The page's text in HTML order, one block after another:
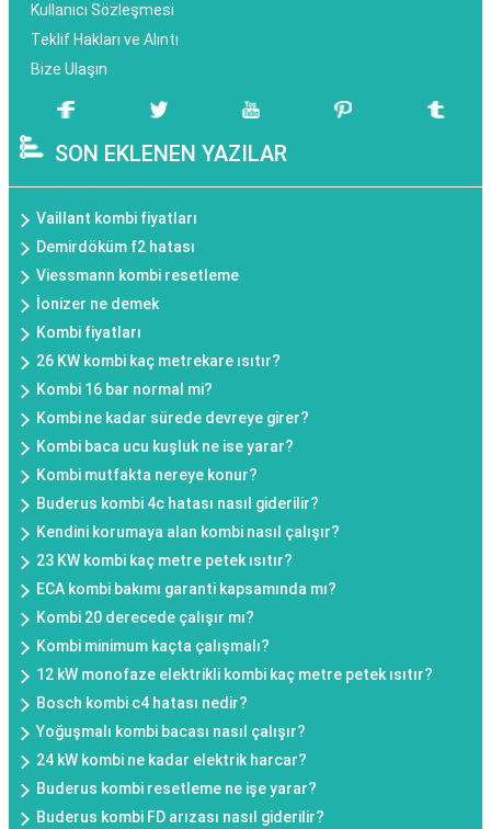
Kullanıcı Sözleşmesi
Teklif Hakları ve Alıntı
Bize Ulaşın
SON EKLENEN YAZILAR
Vaillant kombi fiyatları
Demirdöküm f2 hatası
Viessmann kombi resetleme
İonizer ne demek
Kombi fiyatları
26 KW kombi kaç metrekare ısıtır?
Kombi 16 bar normal mi?
Kombi ne kadar sürede devreye girer?
Kombi baca ucu kuşluk ne ise yarar?
Kombi mutfakta nereye konur?
Buderus kombi 4c hatası nasıl giderilir?
Kendini korumaya alan kombi nasıl çalışır?
23 KW kombi kaç metre petek ısıtır?
ECA kombi bakımı garanti kapsamında mı?
Kombi 20 derecede çalışır mı?
Kombi minimum kaçta çalışmalı?
12 kW monofaze elektrikli kombi kaç metre petek ısıtır?
Bosch kombi c4 hatası nedir?
Yoğuşmalı kombi bacası nasıl çalışır?
24 kW kombi ne kadar elektrik harcar?
Buderus kombi resetleme ne işe yarar?
Buderus kombi FD arızası nasıl giderilir?